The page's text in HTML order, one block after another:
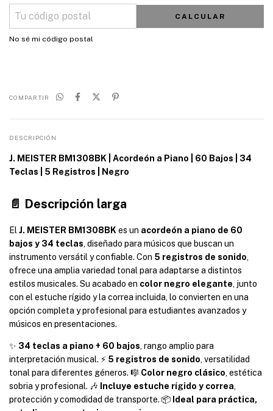
CALCULAR
No sé mi código postal
COMPARTIR
DESCRIPCIÓN
J. MEISTER BM1308BK | Acordeón a Piano | 60 Bajos | 34
Teclas | 5 Registros | Negro
📄 Descripción larga
El J. MEISTER BM1308BK es un acordeón a piano de 60
bajos y 34 teclas, diseñado para músicos que buscan un
instrumento versátil y confiable. Con 5 registros de sonido,
ofrece una amplia variedad tonal para adaptarse a distintos
estilos musicales. Su acabado en color negro elegante, junto
con el estuche rígido y la correa incluida, lo convierten en una
opción completa y profesional para estudiantes avanzados y
músicos en presentaciones.
✨ 34 teclas a piano + 60 bajos, rango amplio para
interpretación musical. ⚡ 5 registros de sonido, versatilidad
tonal para diferentes géneros. 🎼 Color negro clásico, estética
sobria y profesional. 🎶 Incluye estuche rígido y correa,
protección y comodidad de transporte. 📦 Ideal para práctica,